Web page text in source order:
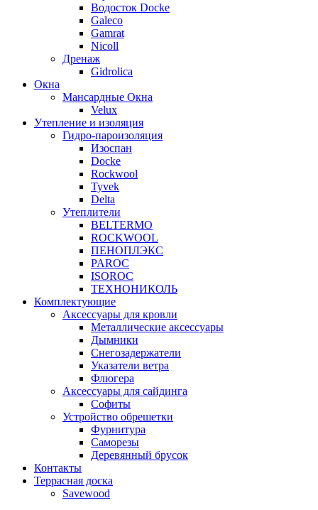
Водосток Docke
Galeco
Gamrat
Nicoll
Дренаж
Gidrolica
Окна
Мансардные Окна
Velux
Утепление и изоляция
Гидро-пароизоляция
Изоспан
Docke
Rockwool
Tyvek
Delta
Утеплители
BELTERMO
ROCKWOOL
ПЕНОПЛЭКС
PAROC
ISOROC
ТЕХНОНИКОЛЬ
Комплектующие
Аксессуары для кровли
Металлические аксессуары
Дымники
Снегозадержатели
Указатели ветра
Флюгера
Аксессуары для сайдинга
Софиты
Устройство обрешетки
Фурнитура
Саморезы
Деревянный брусок
Контакты
Террасная доска
Savewood